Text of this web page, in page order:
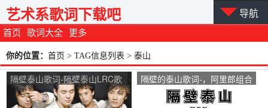
首页 歌词大全 更多
艺术系歌词下载吧 导航
你的位置： 首页 > TAG信息列表 > 泰山
隔壁泰山歌词-隔壁泰山LRC歌
词-阿里郎
隔壁的泰山歌词-，阿里郎组合